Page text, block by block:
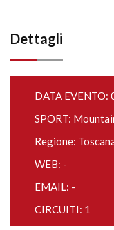
Dettagli
DATA
SPORT:
Regione:
WEB: -
EMAIL: -
CIRCUITI: 1